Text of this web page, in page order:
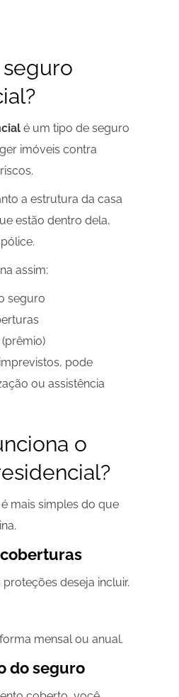
seguro
?
é um tipo de seguro
imóveis contra
a estrutura da casa
estão dentro dela,
assim:
seguro
pode
ou assistência
o
mais simples do que
deseja incluir.
mensal ou anual.
do seguro